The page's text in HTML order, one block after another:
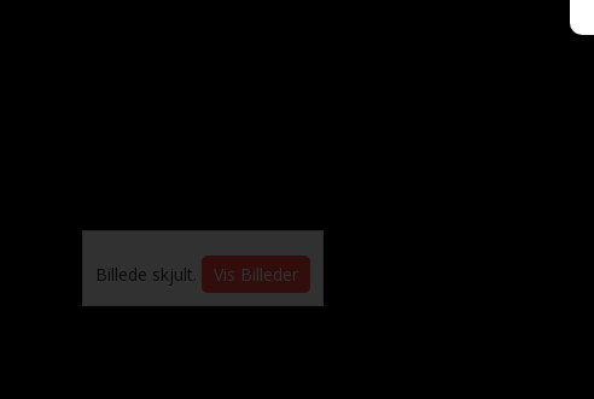
Billede skjult. Vis Billeder